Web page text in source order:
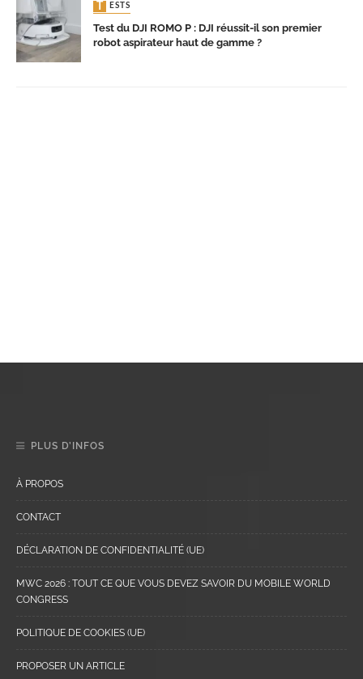
TESTS
Test du DJI ROMO P : DJI réussit-il son premier
robot aspirateur haut de gamme ?
PLUS D’INFOS
À PROPOS
CONTACT
DÉCLARATION DE CONFIDENTIALITÉ (UE)
MWC 2026 : TOUT CE QUE VOUS DEVEZ SAVOIR DU MOBILE WORLD
CONGRESS
POLITIQUE DE COOKIES (UE)
PROPOSER UN ARTICLE